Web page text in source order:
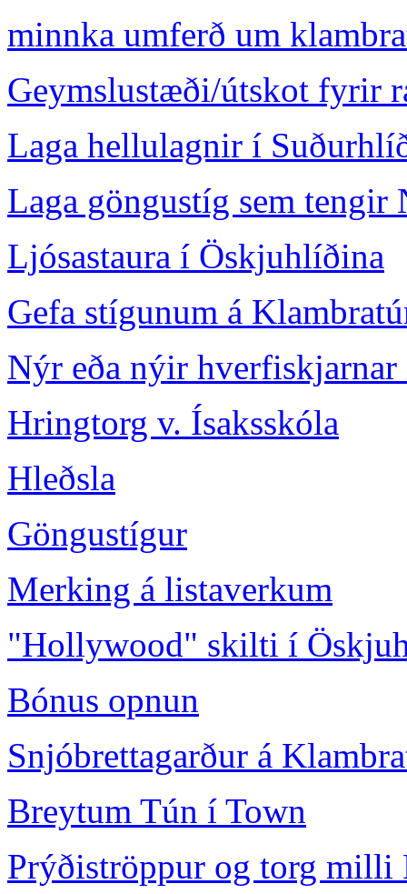
minnka umferð um
Geymslustæði/útskot fyrir
Laga hellulagnir í
Laga göngustíg sem tengir
Ljósastaura í Öskjuhlíðina
Gefa stígunum á
Nýr eða nýir
Hringtorg v. Ísaksskóla
Hleðsla
Göngustígur
Merking á listaverkum
"Hollywood" skilti í
Bónus opnun
Snjóbrettagarður á
Breytum Tún í Town
Prýðiströppur og torg milli